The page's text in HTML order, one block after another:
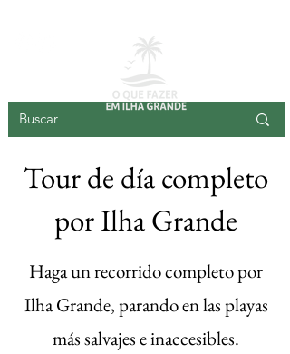
Tour de día completo
por Ilha Grande
Haga un recorrido completo por
Ilha Grande, parando en las playas
más salvajes e inaccesibles.